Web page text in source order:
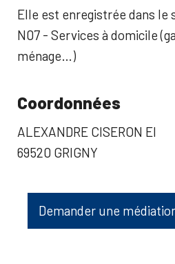
Elle est enregistrée dans le
N07 - Services à domicile
ménage…)
Coordonnées
ALEXANDRE CISERON EI
69520 GRIGNY
Demander une